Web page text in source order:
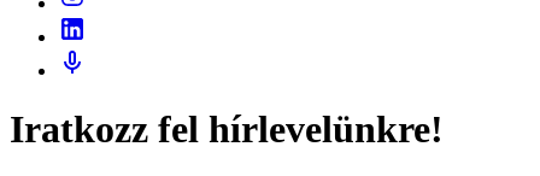
Iratkozz fel hírlevelünkre!